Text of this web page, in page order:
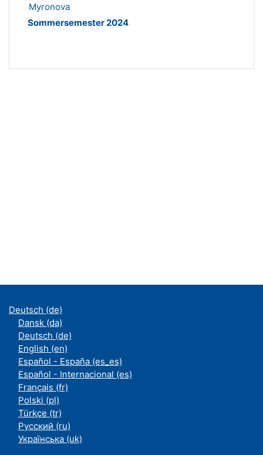
Myronova
Sommersemester 2024
Deutsch ‎(de)‎
Dansk ‎(da)‎
Deutsch ‎(de)‎
English ‎(en)‎
Español - España ‎(es_es)‎
Español - Internacional ‎(es)‎
Français ‎(fr)‎
Polski ‎(pl)‎
Türkçe ‎(tr)‎
Русский ‎(ru)‎
Українська ‎(uk)‎